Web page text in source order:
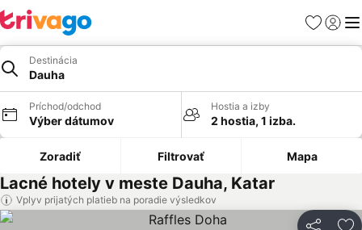
Obľúbené
Destinácia
Dauha
Príchod/odchod
Výber dátumov
Hostia a izby
2 hostia, 1 izba.
Zoradiť Filtrovať Mapa
Lacné hotely v meste Dauha, Katar
Vplyv prijatých platieb na poradie výsledkov